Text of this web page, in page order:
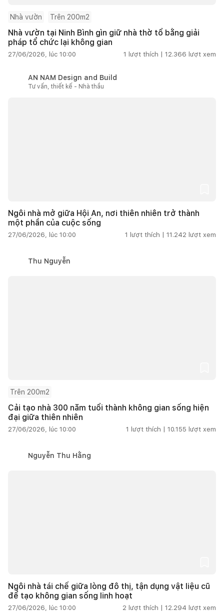
Nhà vườn Trên 200m2
Nhà vườn tại Ninh Bình gìn giữ nhà thờ tổ bằng giải
pháp tổ chức lại không gian
27/06/2026, lúc 10:00 1 lượt thích | 12.366 lượt xem
AN NAM Design and Build
Tư vấn, thiết kế - Nhà thầu
Ngôi nhà mở giữa Hội An, nơi thiên nhiên trở thành
một phần của cuộc sống
27/06/2026, lúc 10:00 1 lượt thích | 11.242 lượt xem
Thu Nguyễn
Trên 200m2
Cải tạo nhà 300 năm tuổi thành không gian sống hiện
đại giữa thiên nhiên
27/06/2026, lúc 10:00 1 lượt thích | 10.155 lượt xem
Nguyễn Thu Hằng
Ngôi nhà tái chế giữa lòng đô thị, tận dụng vật liệu cũ
để tạo không gian sống linh hoạt
27/06/2026, lúc 10:00 2 lượt thích | 12.294 lượt xem